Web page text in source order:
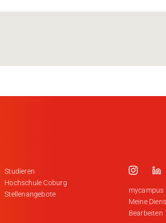
Studieren
Hochschule Coburg
Stellenangebote
mycampus
Meine
Bearbeiten